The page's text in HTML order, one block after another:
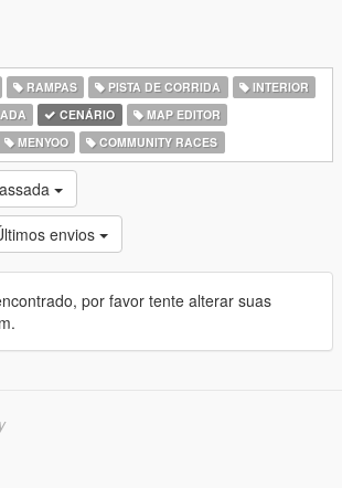
RAMPAS PISTA DE CORRIDA
INTERIOR
CENÁRIO
MAP EDITOR
MENYOO COMMUNITY RACES
envios
por favor tente alterar suas